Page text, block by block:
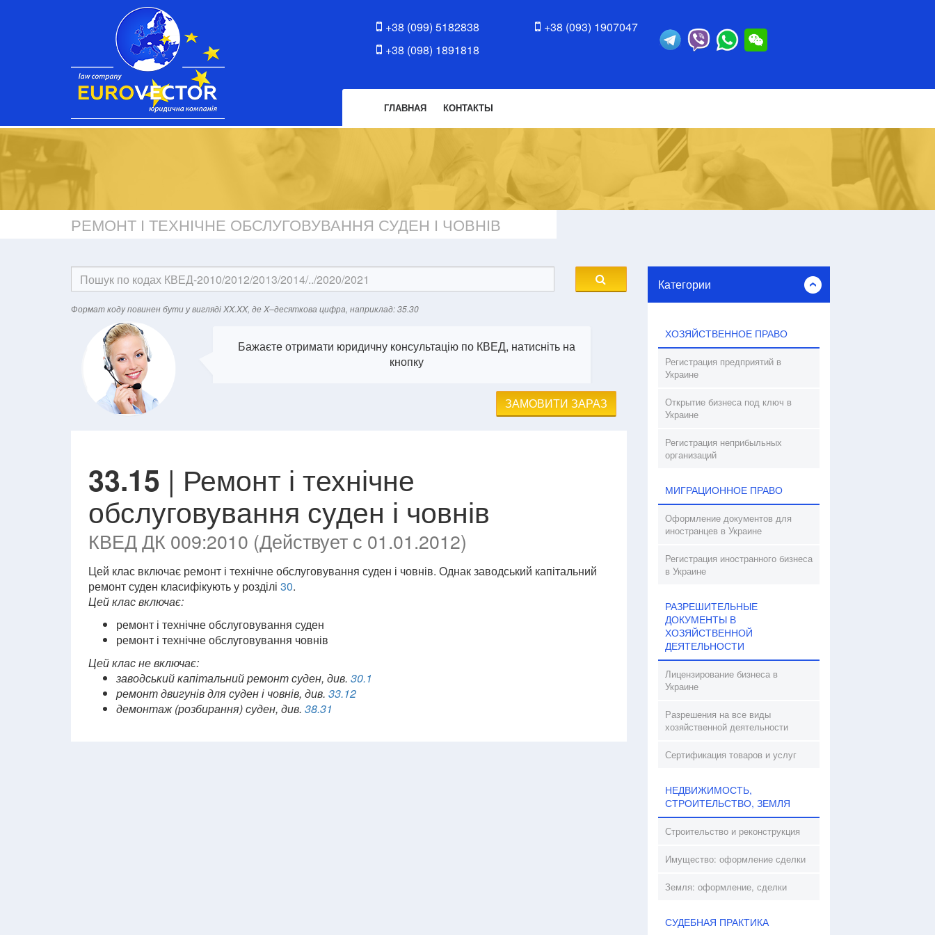
+38 (099) 5182838
+38 (098) 1891818
+38 (093) 1907047
ГЛАВНАЯ КОНТАКТЫ
РЕМОНТ І ТЕХНІЧНЕ ОБСЛУГОВУВАННЯ СУДЕН І ЧОВНІВ
Формат кодy повинен бути у вигляді XX.XX, де X–десяткова цифра, наприклад: 35.30
Бажаєте отримати юридичну консультацію по КВЕД, натисніть на
кнопку
ЗАМОВИТИ ЗАРАЗ
33.15 | Ремонт і технічне
обслуговування суден і човнів
КВЕД ДК 009:2010 (Действует с 01.01.2012)
Цей клас включає ремонт і технічне обслуговування суден і човнів. Однак заводський капітальний
ремонт суден класифікують у розділі 30.
Цей клас включає:
ремонт і технічне обслуговування суден
ремонт і технічне обслуговування човнів
Цей клас не включає:
заводський капітальний ремонт суден, див. 30.1
ремонт двигунів для суден і човнів, див. 33.12
демонтаж (розбирання) суден, див. 38.31
Категории
ХОЗЯЙСТВЕННОЕ ПРАВО
Регистрация предприятий в
Украине
Открытие бизнеса под ключ в
Украине
Регистрация неприбыльных
организаций
МИГРАЦИОННОЕ ПРАВО
Оформление документов для
иностранцев в Украине
Регистрация иностранного бизнеса
в Украине
РАЗРЕШИТЕЛЬНЫЕ
ДОКУМЕНТЫ В
ХОЗЯЙСТВЕННОЙ
ДЕЯТЕЛЬНОСТИ
Лицензирование бизнеса в
Украине
Разрешения на все виды
хозяйственной деятельности
Сертификация товаров и услуг
НЕДВИЖИМОСТЬ,
СТРОИТЕЛЬСТВО, ЗЕМЛЯ
Строительство и реконструкция
Имущество: оформление сделки
Земля: оформление, сделки
СУДЕБНАЯ ПРАКТИКА